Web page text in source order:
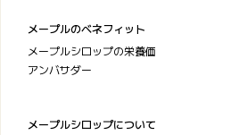
メープルのベネフィット
メープルシロップの栄養価
アンバサダー
メープルシロップについて